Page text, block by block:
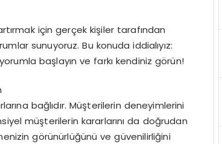
için gerçek kişiler tarafından
sunuyoruz. Bu konuda iddialıyız:
başlayın ve farkı kendiniz görün!
bağlıdır. Müşterilerin deneyimlerini
müşterilerin kararlarını da doğrudan
görünürlüğünü ve güvenilirliğini